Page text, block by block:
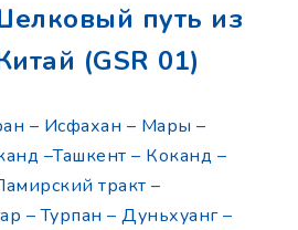
путь из
(GSR 01)
– Исфахан – Мары –
–Ташкент – Коканд –
тракт –
– Турпан – Дуньхуанг –